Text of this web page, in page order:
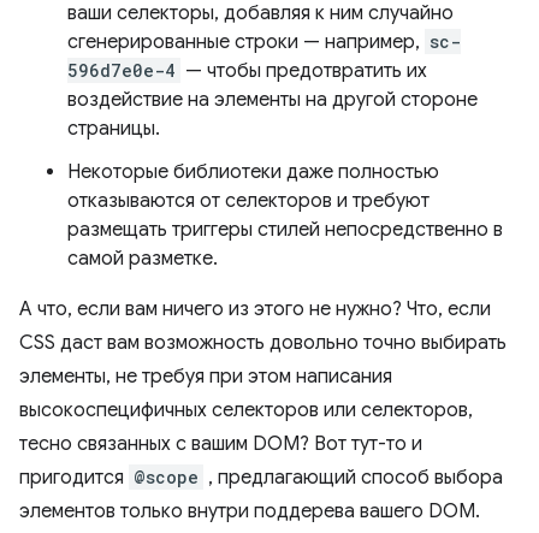
ваши селекторы, добавляя к ним случайно
сгенерированные строки — например, sc-
596d7e0e-4 — чтобы предотвратить их
воздействие на элементы на другой стороне
страницы.
Некоторые библиотеки даже полностью
отказываются от селекторов и требуют
размещать триггеры стилей непосредственно в
самой разметке.
А что, если вам ничего из этого не нужно? Что, если
CSS даст вам возможность довольно точно выбирать
элементы, не требуя при этом написания
высокоспецифичных селекторов или селекторов,
тесно связанных с вашим DOM? Вот тут-то и
пригодится @scope , предлагающий способ выбора
элементов только внутри поддерева вашего DOM.